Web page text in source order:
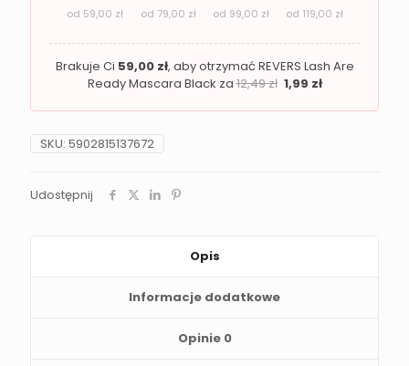
od 59,00 zł od 79,00 zł od 99,00 zł od 119,00 zł
Brakuje Ci 59,00 zł, aby otrzymać REVERS Lash Are
Ready Mascara Black za12,49zł 1,99 zł
SKU: 5902815137672
Udostępnij
Opis
Informacje dodatkowe
Opinie 0